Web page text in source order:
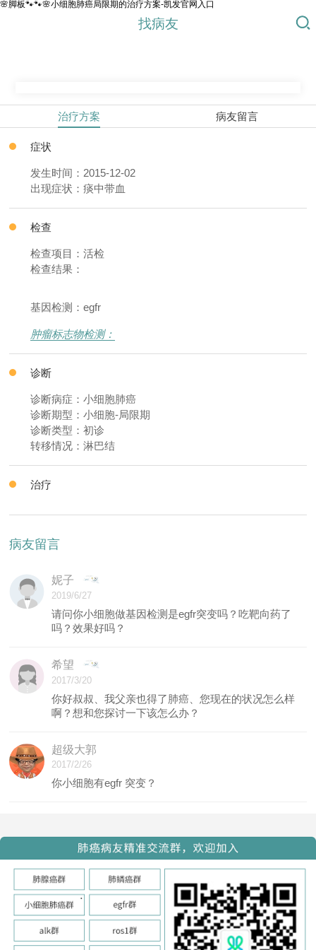
🌸脚板🐾🐾🌸小细胞肺癌局限期的治疗方案-凯发官网入口
找病友
治疗方案 病友留言
症状
发生时间：2015-12-02
出现症状：痰中带血
检查
检查项目：活检
检查结果：
基因检测：egfr
肿瘤标志物检测：
诊断
诊断病症：小细胞肺癌
诊断期型：小细胞-局限期
诊断类型：初诊
转移情况：淋巴结
治疗
病友留言
妮子
2019/6/27
请问你小细胞做基因检测是egfr突变吗？吃靶向药了
吗？效果好吗？
希望
2017/3/20
你好叔叔、我父亲也得了肺癌、您现在的状况怎么样
啊？想和您探讨一下该怎么办？
超级大郭
2017/2/26
你小细胞有egfr 突变？